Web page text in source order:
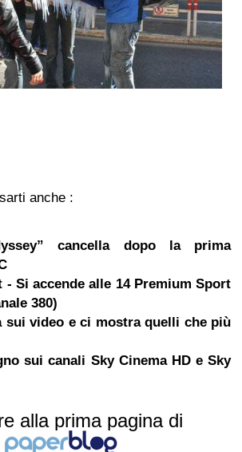
anche :
cancella dopo la prima
- Si accende alle 14 Premium Sport
380)
sui video e ci mostra quelli che più
sui canali Sky Cinema HD e Sky
alla prima pagina di